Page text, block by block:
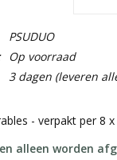
PSUDUO
Op voorraad
3 dagen (leveren
- verpakt per 8
alleen worden